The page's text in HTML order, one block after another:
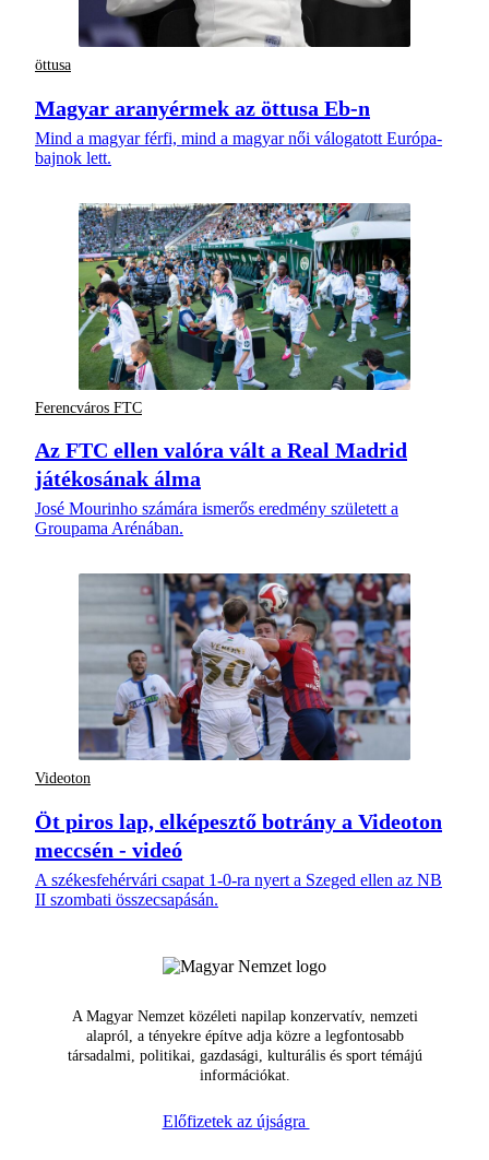
öttusa
Magyar aranyérmek az öttusa Eb-n
Mind a magyar férfi, mind a magyar női válogatott Európa-
bajnok lett.
Ferencváros FTC
Az FTC ellen valóra vált a Real Madrid
játékosának álma
José Mourinho számára ismerős eredmény született a
Groupama Arénában.
Videoton
Öt piros lap, elképesztő botrány a Videoton
meccsén - videó
A székesfehérvári csapat 1-0-ra nyert a Szeged ellen az NB
II szombati összecsapásán.
A Magyar Nemzet közéleti napilap konzervatív, nemzeti
alapról, a tényekre építve adja közre a legfontosabb
társadalmi, politikai, gazdasági, kulturális és sport témájú
információkat.
Előfizetek az újságra